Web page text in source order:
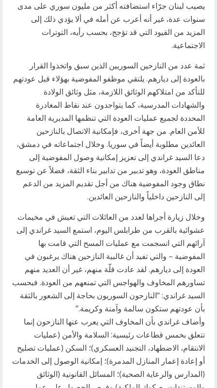
يصيب لبنان جرّاء استضافته أكثر من مليون سوري على مدى
سنوات عدة، غير أنه أعرب عن أمله في ألا يؤدي ذلك إلى
المزيد من القيود التي قد تؤجج، بحسب رأيه، التوترات
الاجتماعية.
ثمة عدد من النازحين السوريين الذين سبق واتخذوا القرار
بالعودة إلى ديارهم. يلتقي موظفو المفوضية بهؤلاء قبل عودتهم
للتأكد من امتلاكهم الوثائق اللازمة، مثل وثائق الولادة
والشهادات المدرسية، كما يتواجدون عند نقاط المغادرة
المحددة لجميع عمليات العودة التي تنظمها المديرية العامة
للأمن العام. من جهة أخرى، فإمكانية الاتصال بالنازحين
العائدين مطلوبة أيضاً في سوريا. وخلال اجتماعاته في دمشق،
دعا السيد غراندي إلى تعزيز إمكانية وصول المفوضية إلى
مناطق العودة، وهو تدبير من تدابير بناء الثقة، فضلاً عن توسيع
نطاق وجود المفوضية هناك من أجل تقديم المزيد من الدعم
إلى النازحين داخلياً والنازحين العائدين.
وخلال زيارة أجراها لعدد من العائلات التي تعيش في مخيمات
عشوائية بالقرب من طرابلس اليوم، استمع السيد غراندي إلى
آرائهم التي انسجمت مع عمليات المسح التي قامت بها
المفوضية – والتي تفيد أن غالبية النازحين هناك يرغبون في
العودة إلى ديارهم. لقد عادت قلّة منهم، غير أن العديد منهم
تساورهم المخاوف والهواجس التي تمنعهم من العودة. فبحسب
السيد غراندي: “النازحون السوريون بحاجة إلى الشعور بالثقة
بأن عودتهم ستكون سالمة وآمنة وكريمة.”
وأضاف غراندي بأن المخاوف التي يعرب عنها النازحون إنما
تتعلق بخمس قطاعات رئيسية: السلامة والأمن (عمليات
الانتقام، الاضطهاد، التجنيد العسكري)؛ السكن (عمليات تصليح
أو إعادة إعمار المنازل المدمرة)؛ إمكانية الوصول إلى الخدمات
(المدارس والرعاية الصحية)؛ المسائل القانونية (الوثائق